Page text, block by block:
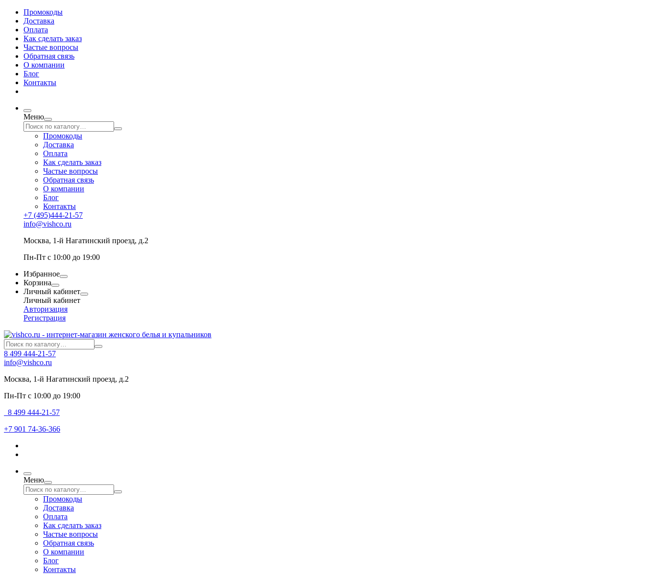
Промокоды
Доставка
Оплата
Как сделать заказ
Частые вопросы
Обратная связь
О компании
Блог
Контакты
Меню
Промокоды
Доставка
Оплата
Как сделать заказ
Частые вопросы
Обратная связь
О компании
Блог
Контакты
+7 (495)444-21-57
info@vishco.ru
Москва, 1-й Нагатинский проезд, д.2
Пн-Пт с 10:00 до 19:00
Избранное
Корзина
Личный кабинет
Личный кабинет
Авторизация
Регистрация
8 499 444-21-57
info@vishco.ru
Москва, 1-й Нагатинский проезд, д.2
Пн-Пт с 10:00 до 19:00
8 499 444-21-57
+7 901 74-36-366
Меню
Промокоды
Доставка
Оплата
Как сделать заказ
Частые вопросы
Обратная связь
О компании
Блог
Контакты